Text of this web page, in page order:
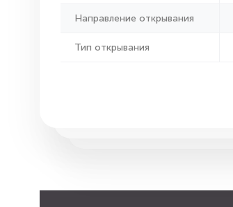
Направление открывания
Тип открывания